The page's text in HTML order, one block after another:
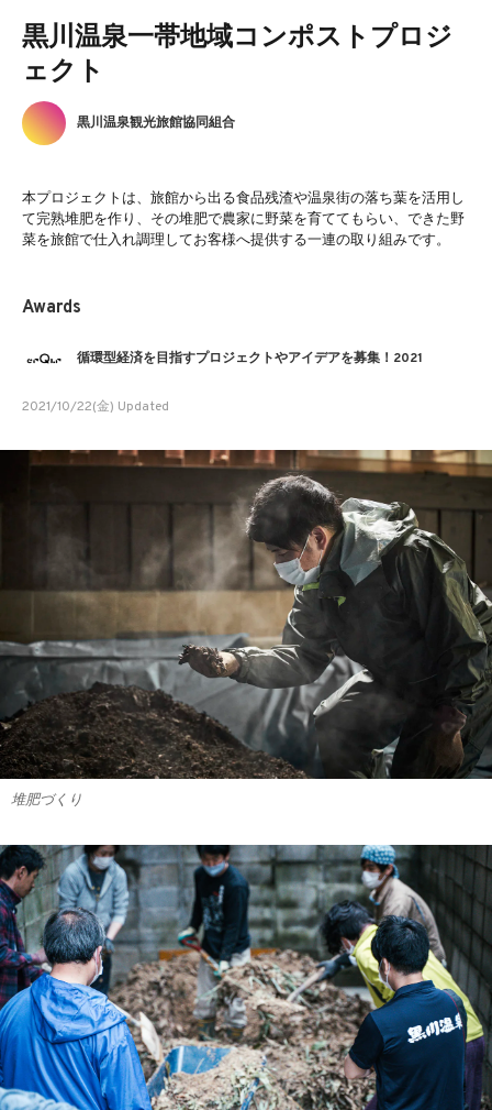
黒川温泉一帯地域コンポストプロジ
ェクト
黒川温泉観光旅館協同組合
本プロジェクトは、旅館から出る食品残渣や温泉街の落ち葉を活用し
て完熟堆肥を作り、その堆肥で農家に野菜を育ててもらい、できた野
菜を旅館で仕入れ調理してお客様へ提供する一連の取り組みです。
Awards
循環型経済を目指すプロジェクトやアイデアを募集！2021
2021/10/22(金) Updated
堆肥づくり